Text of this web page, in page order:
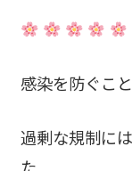
感染を防ぐこ
過剰な規制に
た